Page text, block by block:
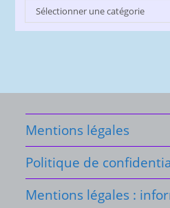
Catégories
du
Sélectionner une catégorie
Mentions légales
Politique de
Mentions légales :